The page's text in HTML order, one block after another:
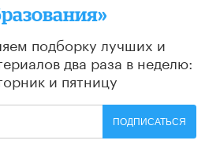
подборку лучших и
два раза в неделю:
и пятницу
ПОДПИСАТЬСЯ